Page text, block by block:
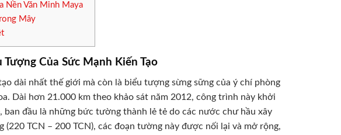
Nền Văn Minh Maya
Mây
Tượng Của Sức Mạnh Kiến Tạo
dài nhất thế giới mà còn là biểu tượng sừng sững của ý chí phòng
Dài hơn 21.000 km theo khảo sát năm 2012, công trình này khởi
ban đầu là những bức tường thành lẻ tẻ do các nước chư hầu xây
TCN – 200 TCN), các đoạn tường này được nối lại và mở rộng,